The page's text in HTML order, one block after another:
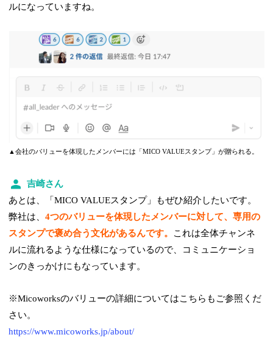
ルになっていますね。
▲会社のバリューを体現したメンバーには「MICO VALUEスタンプ」が贈られる。
吉崎さん
あとは、「MICO VALUEスタンプ」もぜひ紹介したいです。
弊社は、4つのバリューを体現したメンバーに対して、専用の
スタンプで褒め合う文化があるんです。
これは全体チャンネ
ルに流れるような仕様になっているので、コミュニケーショ
ンのきっかけにもなっています。
※Micoworksのバリューの詳細についてはこちらもご参照くだ
さい。
https://www.micoworks.jp/about/